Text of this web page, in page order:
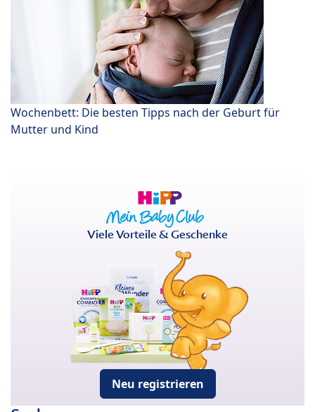
Wochenbett: Die besten Tipps nach der Geburt für
Mutter und Kind
Viele Vorteile & Geschenke
Neu registrieren